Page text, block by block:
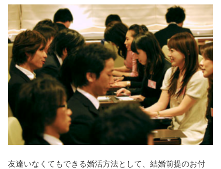
友達いなくてもできる婚活方法として、結婚前提のお付